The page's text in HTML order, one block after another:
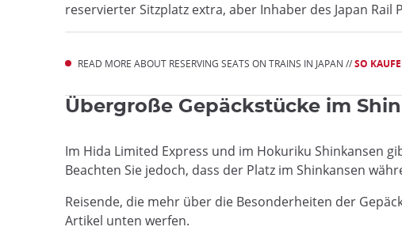
reservierter Sitzplatz extra, aber Inhaber des Japan
READ MORE ABOUT RESERVING SEATS ON TRAINS IN JAPAN //SO
Übergroße Gepäckstücke im
Im Hida Limited Express und im Hokuriku Shinkansen
Beachten Sie jedoch, dass der Platz im Shinkansen
Reisende, die mehr über die Besonderheiten der
Artikel unten werfen.